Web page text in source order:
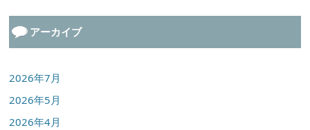
アーカイブ
2026年7月
2026年5月
2026年4月